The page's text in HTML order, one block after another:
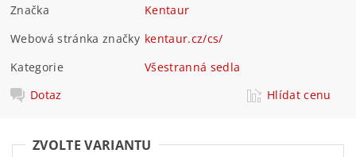
Značka
Kentaur
Webová stránka značky kentaur.cz/cs/
Kategorie
Všestranná sedla
Dotaz
Hlídat cenu
ZVOLTE VARIANTU